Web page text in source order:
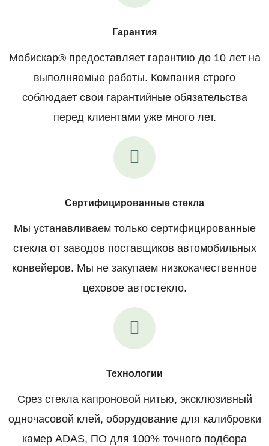
Гарантия
Мобискар® предоставляет гарантию до 10 лет на
выполняемые работы. Компания строго
соблюдает свои гарантийные обязательства
перед клиентами уже много лет.
Сертифицированные стекла
Мы устанавливаем только сертифицированные
стекла от заводов поставщиков автомобильных
конвейеров. Мы не закупаем низкокачественное
цеховое автостекло.
Технологии
Срез стекла капроновой нитью, эксклюзивный
одночасовой клей, оборудование для калибровки
камер ADAS, ПО для 100% точного подбора